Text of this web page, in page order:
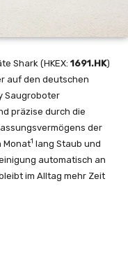
Shark (HKEX: 1691.HK)
auf den deutschen
Saugroboter
präzise durch die
der
Monat1 lang Staub und
automatisch an
im Alltag mehr Zeit